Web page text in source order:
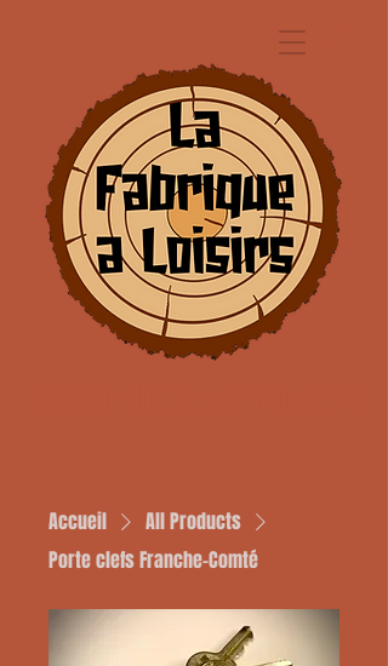
Accueil
All Products
Porte clefs Franche-Comté